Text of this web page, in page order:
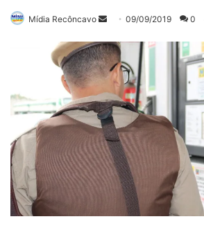
Mídia Recôncavo
Mande
e-
mail
09/09/2019 0